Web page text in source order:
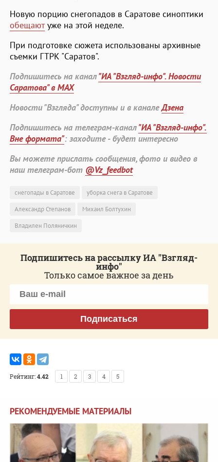
Новую порцию снегопадов в Саратове синоптики
обещаютуже на этой неделе.
При подготовке сюжета использованы архивные
съемки ГТРК "Саратов".
Подпишитесь на канал"ИА "Взгляд-инфо". Новости
Саратова" в MAX
Новости "Взгляда" доступны и в каналеДзена
Подпишитесь на телеграм-канал"ИА "Взгляд-инфо".
Вне формата": заходите - будет интересно
Вы можете прислать сообщения, фото и видео в
наш телеграм-бот @Vz_feedbot
снегопады в Саратове
уборка снега в Саратове
Александр Степанов
Михаил Болтухин
Владилен Поляничкин
Подпишитесь на рассылку ИА "Взгляд-
инфо"
Только самое важное за день
Подписаться
Рейтинг:4.42 1 2 3 4 5
РЕКОМЕНДУЕМЫЕ МАТЕРИАЛЫ